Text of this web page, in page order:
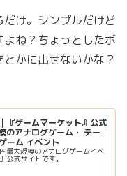
け。シンプルだけど
ね？ちょっとしたボ
かに出せないかな？
『ゲームマーケット』公式
のアナログゲーム・ テー
ーム イベント
最大規模のアナログゲームイベ
公式サイトです。